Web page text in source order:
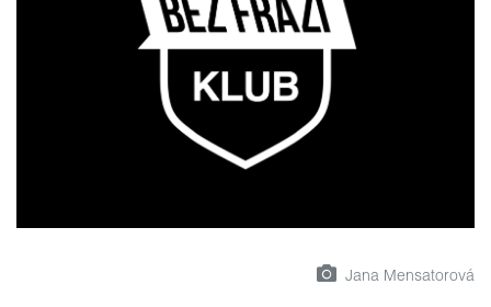
Jana Mensatorová